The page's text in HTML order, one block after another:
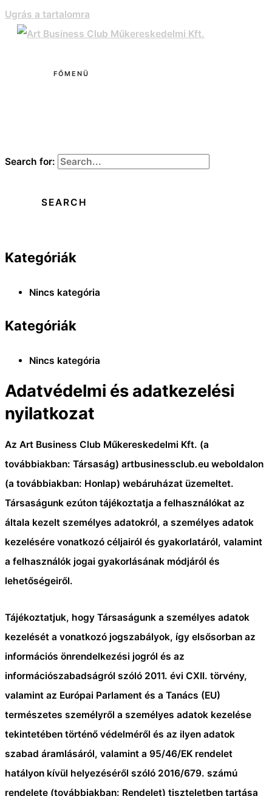
Ugrás a tartalomra
FŐMENÜ
Search for:
Kategóriák
Nincs kategória
Kategóriák
Nincs kategória
Adatvédelmi és adatkezelési
nyilatkozat
Az Art Business Club Műkereskedelmi Kft. (a
továbbiakban: Társaság) artbusinessclub.eu weboldalon
(a továbbiakban: Honlap) webáruházat üzemeltet.
Társaságunk ezúton tájékoztatja a felhasználókat az
általa kezelt személyes adatokról, a személyes adatok
kezelésére vonatkozó céljairól és gyakorlatáról, valamint
a felhasználók jogai gyakorlásának módjáról és
lehetőségeiről.
Tájékoztatjuk, hogy Társaságunk a személyes adatok
kezelését a vonatkozó jogszabályok, így elsősorban az
információs önrendelkezési jogról és az
információszabadságról szóló 2011. évi CXII. törvény,
valamint az Európai Parlament és a Tanács (EU)
természetes személyről a személyes adatok kezelése
tekintetében történő védelméről és az ilyen adatok
szabad áramlásáról, valamint a 95/46/EK rendelet
hatályon kívül helyezéséről szóló 2016/679. számú
rendelete (továbbiakban: Rendelet) tiszteletben tartása